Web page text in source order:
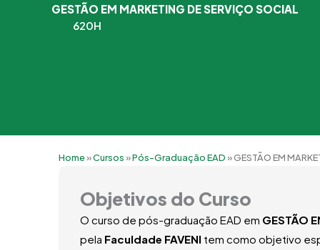
GESTÃO EM MARKETING DE SERVIÇO SOCIAL
620H
Home»Cursos»Pós-Graduação EAD»GESTÃO EM
Objetivos do Curso
O curso de pós-graduação EAD em GESTÃO
pela Faculdade FAVENI tem como objetivo